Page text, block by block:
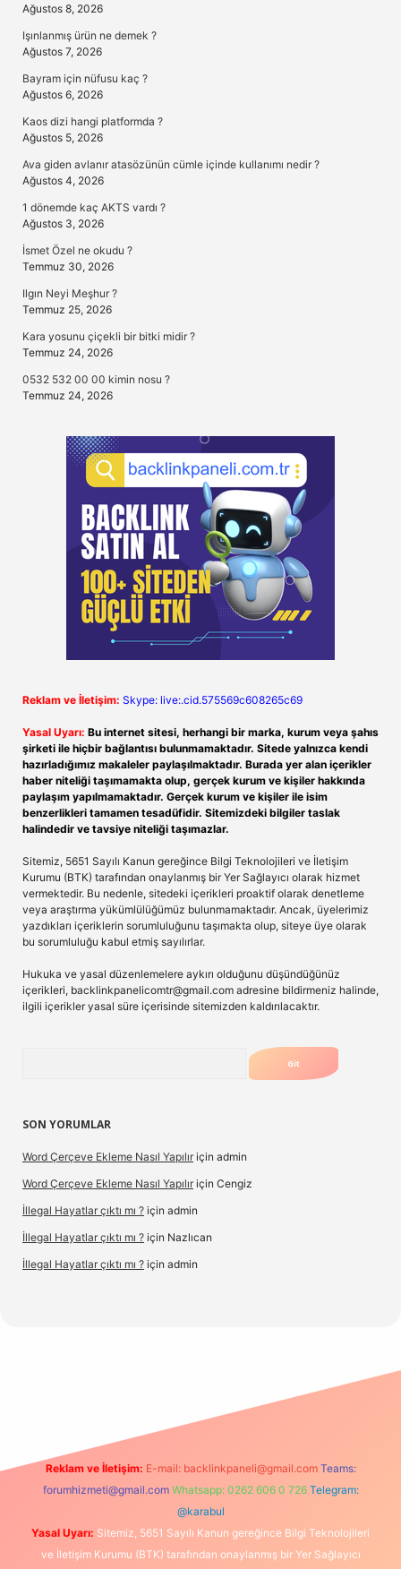
Ağustos 8, 2026
Işınlanmış ürün ne demek ?
Ağustos 7, 2026
Bayram için nüfusu kaç ?
Ağustos 6, 2026
Kaos dizi hangi platformda ?
Ağustos 5, 2026
Ava giden avlanır atasözünün cümle içinde kullanımı nedir ?
Ağustos 4, 2026
1 dönemde kaç AKTS vardı ?
Ağustos 3, 2026
İsmet Özel ne okudu ?
Temmuz 30, 2026
Ilgın Neyi Meşhur ?
Temmuz 25, 2026
Kara yosunu çiçekli bir bitki midir ?
Temmuz 24, 2026
0532 532 00 00 kimin nosu ?
Temmuz 24, 2026
Reklam ve İletişim: Skype: live:.cid.575569c608265c69
Yasal Uyarı: Bu internet sitesi, herhangi bir marka, kurum veya şahıs
şirketi ile hiçbir bağlantısı bulunmamaktadır. Sitede yalnızca kendi
hazırladığımız makaleler paylaşılmaktadır. Burada yer alan içerikler
haber niteliği taşımamakta olup, gerçek kurum ve kişiler hakkında
paylaşım yapılmamaktadır. Gerçek kurum ve kişiler ile isim
benzerlikleri tamamen tesadüfidir. Sitemizdeki bilgiler taslak
halindedir ve tavsiye niteliği taşımazlar.
Sitemiz, 5651 Sayılı Kanun gereğince Bilgi Teknolojileri ve İletişim
Kurumu (BTK) tarafından onaylanmış bir Yer Sağlayıcı olarak hizmet
vermektedir. Bu nedenle, sitedeki içerikleri proaktif olarak denetleme
veya araştırma yükümlülüğümüz bulunmamaktadır. Ancak, üyelerimiz
yazdıkları içeriklerin sorumluluğunu taşımakta olup, siteye üye olarak
bu sorumluluğu kabul etmiş sayılırlar.
Hukuka ve yasal düzenlemelere aykırı olduğunu düşündüğünüz
içerikleri, backlinkpanelicomtr@gmail.com adresine bildirmeniz halinde,
ilgili içerikler yasal süre içerisinde sitemizden kaldırılacaktır.
SON YORUMLAR
Word Çerçeve Ekleme Nasıl Yapılır için admin
Word Çerçeve Ekleme Nasıl Yapılır için Cengiz
İllegal Hayatlar çıktı mı ? için admin
İllegal Hayatlar çıktı mı ? için Nazlıcan
İllegal Hayatlar çıktı mı ? için admin
Reklam ve İletişim: E-mail: backlinkpaneli@gmail.com Teams:
forumhizmeti@gmail.com Whatsapp: 0262 606 0 726 Telegram:
@karabul
Yasal Uyarı: Sitemiz, 5651 Sayılı Kanun gereğince Bilgi Teknolojileri
ve İletişim Kurumu (BTK) tarafından onaylanmış bir Yer Sağlayıcı